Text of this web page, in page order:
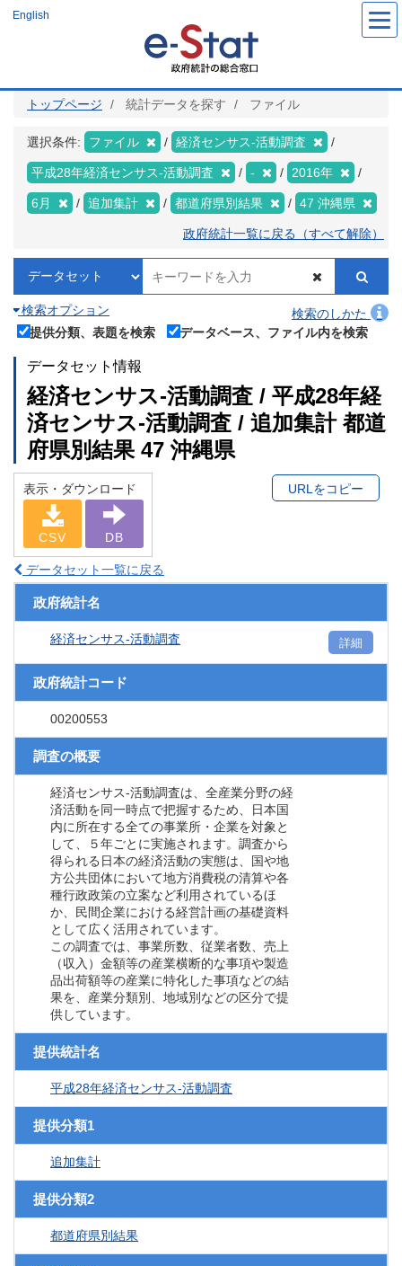
ツ
English
トップページ 統計データを探す ファイル
選択条件: ファイル 経済センサス‐活動調査
平成28年経済センサス‐活動調査 - 2016年
6月 追加集計 都道府県別結果 47 沖縄県
政府統計一覧に戻る（すべて解除）
検索オプション
検索のしかた
提供分類、表題を検索
データベース、ファイル内を検索
データセット情報
経済センサス‐活動調査 / 平成28年経
済センサス‐活動調査 / 追加集計 都道
府県別結果 47 沖縄県
表示・ダウンロード
CSV DB
URLをコピー
データセット一覧に戻る
政府統計名
経済センサス‐活動調査 詳細
政府統計コード
00200553
調査の概要
経済センサス‐活動調査は、全産業分野の経
済活動を同一時点で把握するため、日本国
内に所在する全ての事業所・企業を対象と
して、５年ごとに実施されます。調査から
得られる日本の経済活動の実態は、国や地
方公共団体において地方消費税の清算や各
種行政政策の立案など利用されているほ
か、民間企業における経営計画の基礎資料
として広く活用されています。
この調査では、事業所数、従業者数、売上
（収入）金額等の産業横断的な事項や製造
品出荷額等の産業に特化した事項などの結
果を、産業分類別、地域別などの区分で提
供しています。
提供統計名
平成28年経済センサス‐活動調査
提供分類1
追加集計
提供分類2
都道府県別結果